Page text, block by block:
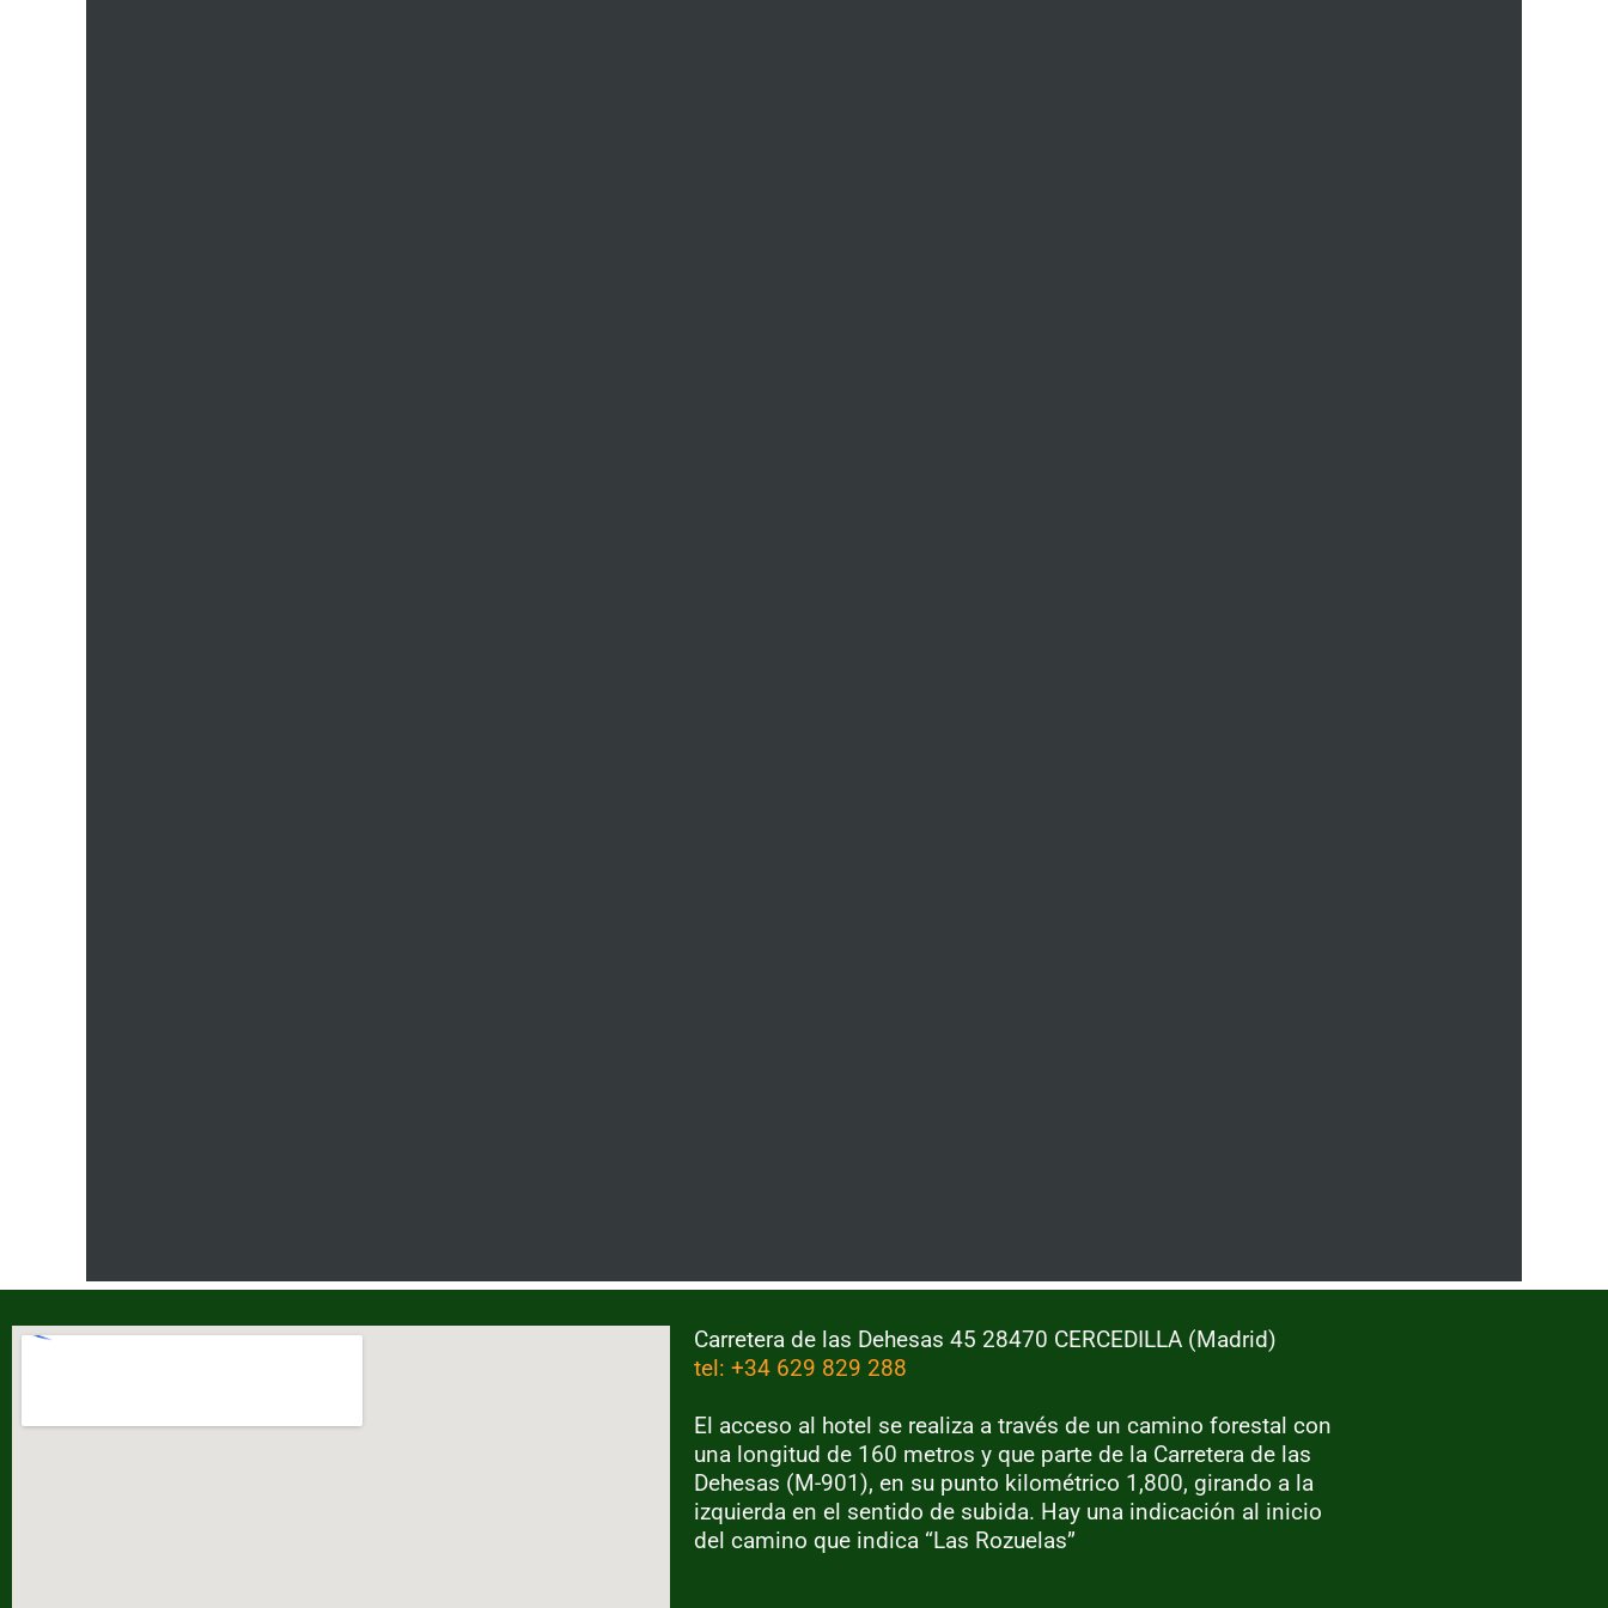
Carretera de las Dehesas 45 28470 CERCEDILLA (Madrid)
tel: +34 629 829 288
El acceso al hotel se realiza a través de un camino forestal con
una longitud de 160 metros y que parte de la Carretera de las
Dehesas (M-901), en su punto kilométrico 1,800, girando a la
izquierda en el sentido de subida. Hay una indicación al inicio
del camino que indica “Las Rozuelas”